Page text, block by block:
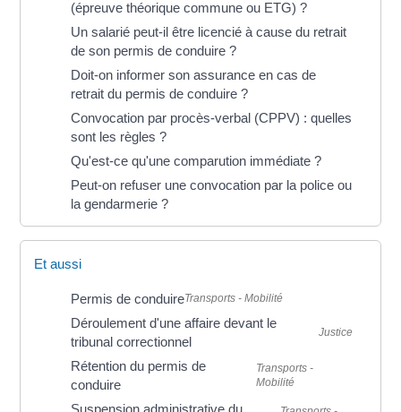
(épreuve théorique commune ou ETG) ?
Un salarié peut-il être licencié à cause du retrait
de son permis de conduire ?
Doit-on informer son assurance en cas de
retrait du permis de conduire ?
Convocation par procès-verbal (CPPV) : quelles
sont les règles ?
Qu'est-ce qu'une comparution immédiate ?
Peut-on refuser une convocation par la police ou
la gendarmerie ?
Et aussi
Permis de conduireTransports - Mobilité
Déroulement d'une affaire devant le
tribunal correctionnel
Justice
Rétention du permis de
conduire
Transports -
Mobilité
Suspension administrative du